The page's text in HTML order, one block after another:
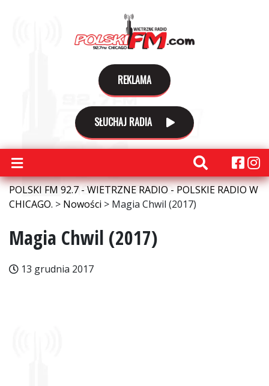
REKLAMA
SŁUCHAJ RADIA
POLSKI FM 92.7 - WIETRZNE RADIO - POLSKIE RADIO W
CHICAGO. > Nowości > Magia Chwil (2017)
Magia Chwil (2017)
13 grudnia 2017